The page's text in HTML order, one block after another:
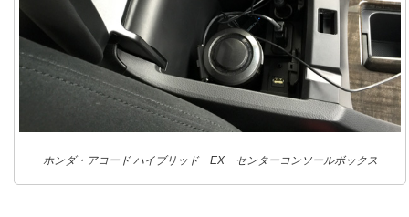
ホンダ・アコード ハイブリッド EX センターコンソールボックス